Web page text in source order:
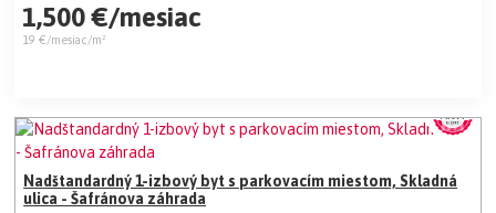
1,500 €/mesiac
19 €/mesiac/m²
Nadštandardný 1-izbový byt s parkovacím miestom, Skladná
ulica - Šafránova záhrada